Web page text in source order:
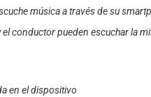
música a través de su
el conductor pueden escuchar la
en el dispositivo